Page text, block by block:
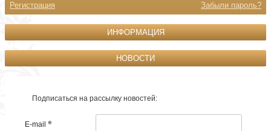
Регистрация Забыли пароль?
ИНФОРМАЦИЯ
НОВОСТИ
Подписаться на рассылку новостей:
E-mail *